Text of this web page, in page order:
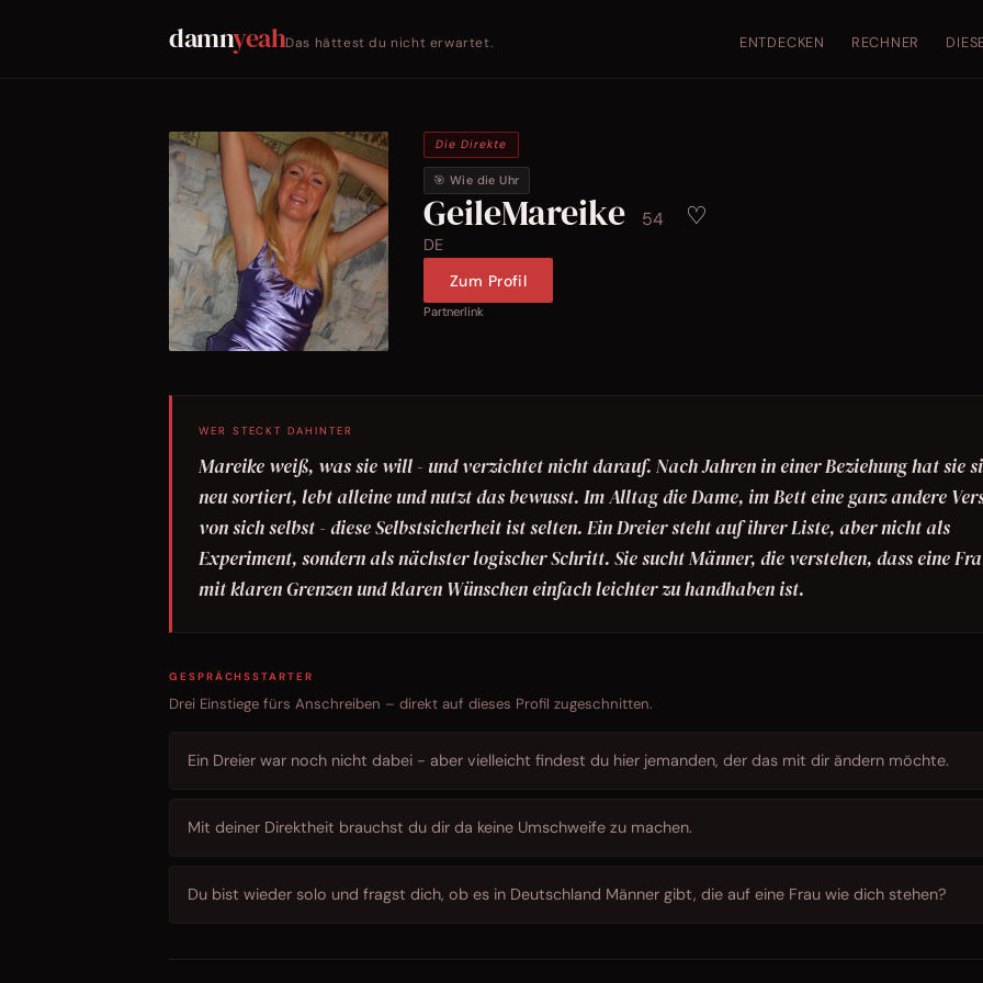
damnyeahDas hättest du nicht erwartet. ENTDECKEN RECHNER
Die Direkte
🎯 Wie die Uhr
GeileMareike 54 ♡
DE
Zum Profil
Partnerlink
WER STECKT DAHINTER
Mareike weiß, was sie will - und verzichtet nicht darauf. Nach Jahren in einer Beziehung hat sie
neu sortiert, lebt alleine und nutzt das bewusst. Im Alltag die Dame, im Bett eine ganz andere
von sich selbst - diese Selbstsicherheit ist selten. Ein Dreier steht auf ihrer Liste, aber nicht als
Experiment, sondern als nächster logischer Schritt. Sie sucht Männer, die verstehen, dass eine
mit klaren Grenzen und klaren Wünschen einfach leichter zu handhaben ist.
GESPRÄCHSSTARTER
Drei Einstiege fürs Anschreiben – direkt auf dieses Profil zugeschnitten.
Ein Dreier war noch nicht dabei - aber vielleicht findest du hier jemanden, der das mit dir ändern möchte.
Mit deiner Direktheit brauchst du dir da keine Umschweife zu machen.
Du bist wieder solo und fragst dich, ob es in Deutschland Männer gibt, die auf eine Frau wie dich stehen?